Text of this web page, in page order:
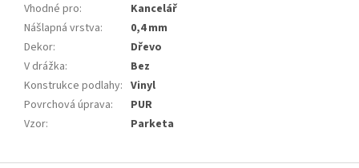
Vhodné pro:
Kancelář
Nášlapná vrstva:
0,4 mm
Dekor:
Dřevo
V drážka:
Bez
Konstrukce podlahy: Vinyl
Povrchová úprava:
PUR
Vzor: Parketa